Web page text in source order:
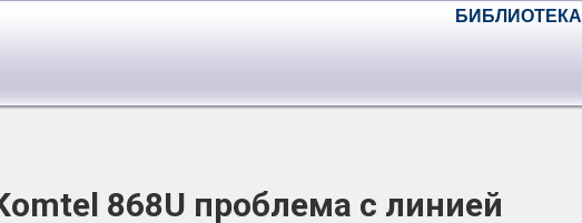
БИБЛИОТЕКА
868U проблема с линией